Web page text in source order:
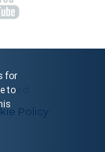
Policy
for
to